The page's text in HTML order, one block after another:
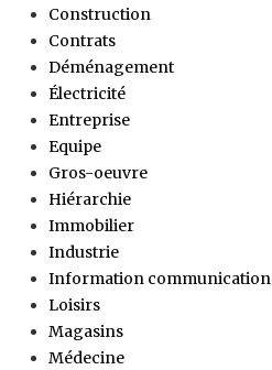
Construction
Contrats
Déménagement
Électricité
Entreprise
Equipe
Gros-oeuvre
Hiérarchie
Immobilier
Industrie
Information communication
Loisirs
Magasins
Médecine